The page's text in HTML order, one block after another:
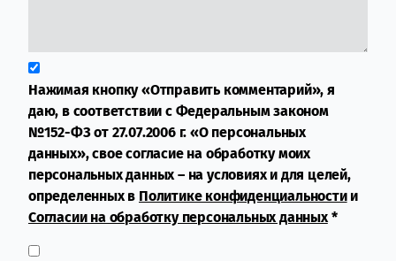
Нажимая кнопку «Отправить комментарий», я
даю, в соответствии с Федеральным законом
№152-ФЗ от 27.07.2006 г. «О персональных
данных», свое согласие на обработку моих
персональных данных – на условиях и для целей,
определенных в Политике конфиденциальностии
Согласии на обработку персональных данных*